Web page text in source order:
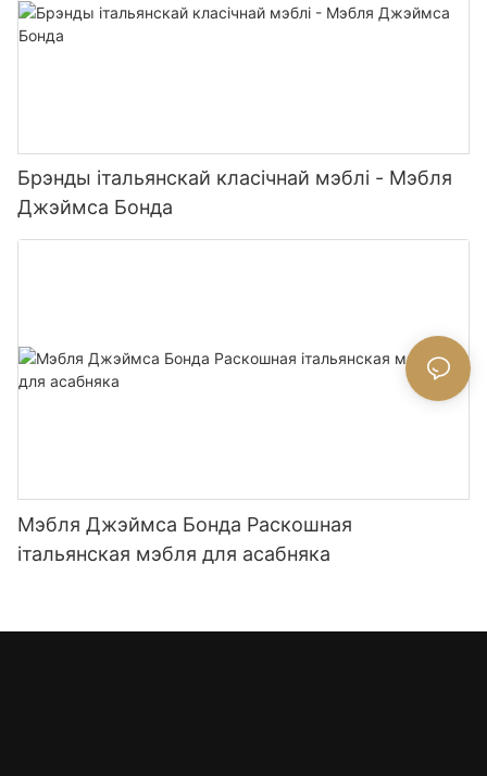
Брэнды італьянскай класічнай мэблі - Мэбля
Джэймса Бонда
Мэбля Джэймса Бонда Раскошная
італьянская мэбля для асабняка